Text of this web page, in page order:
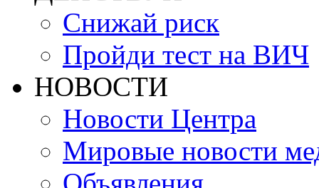
Снижай риск
Пройди тест на ВИЧ
НОВОСТИ
Новости Центра
Мировые новости